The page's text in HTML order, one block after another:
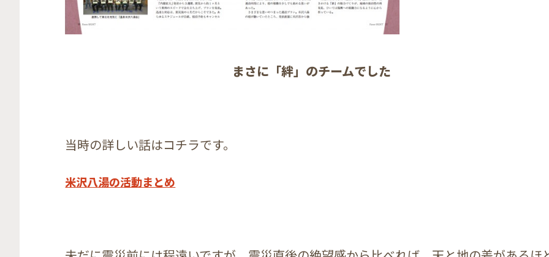
まさに「絆」のチームでした
当時の詳しい話はコチラです。
米沢八湯の活動まとめ